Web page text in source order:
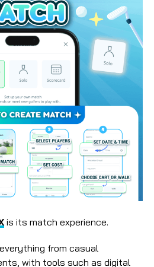
is its match experience.
from casual
with tools such as digital